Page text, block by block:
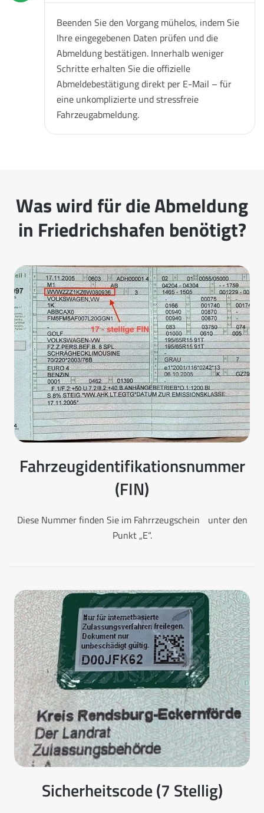
Beenden Sie den Vorgang mühelos, indem Sie
Ihre eingegebenen Daten prüfen und die
Abmeldung bestätigen. Innerhalb weniger
Schritte erhalten Sie die offizielle
Abmeldebestätigung direkt per E-Mail – für
eine unkomplizierte und stressfreie
Fahrzeugabmeldung.
Was wird für die Abmeldung
in Friedrichshafen benötigt?
Fahrzeugidentifikationsnummer
(FIN)
Diese Nummer finden Sie im Fahrrzeugschein unter den
Punkt „E“.
Sicherheitscode (7 Stellig)